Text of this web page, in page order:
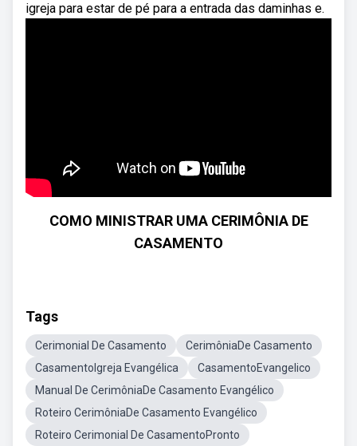
igreja para estar de pé para a entrada das daminhas e.
COMO MINISTRAR UMA CERIMÔNIA DE
CASAMENTO
Tags
Cerimonial De Casamento
CerimôniaDe Casamento
CasamentoIgreja Evangélica
CasamentoEvangelico
Manual De CerimôniaDe Casamento Evangélico
Roteiro CerimôniaDe Casamento Evangélico
Roteiro Cerimonial De CasamentoPronto